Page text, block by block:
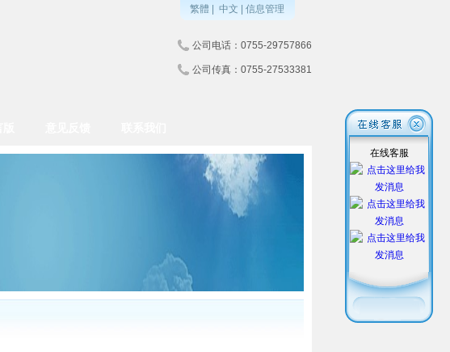
繁體 中文 信息管理
公司电话：0755-29757866
公司传真：0755-27533381
在线客服